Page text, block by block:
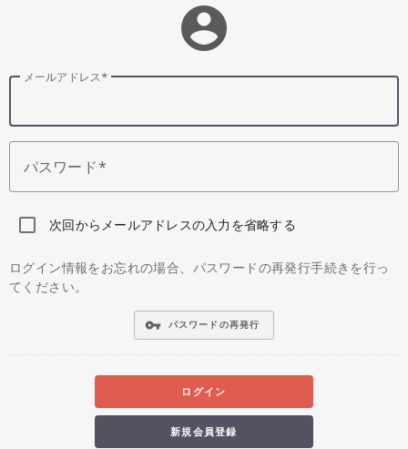
account_circle
メールアドレス
パスワード
次回からメールアドレスの入力を省略する
ログイン情報をお忘れの場合、パスワードの再発行手続きを行っ
てください。
vpn_key パスワードの再発行
ログイン
新規会員登録